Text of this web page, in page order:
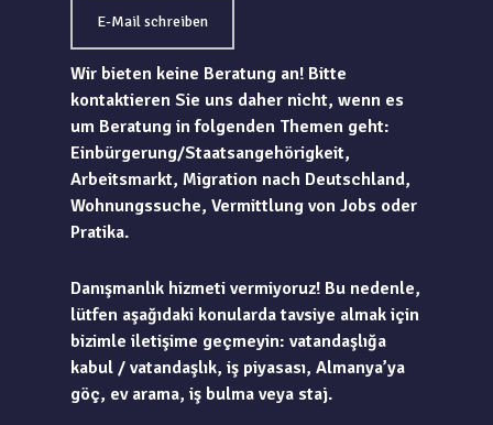
E-Mail schreiben
Wir bieten keine Beratung an! Bitte
kontaktieren Sie uns daher nicht, wenn es
um Beratung in folgenden Themen geht:
Einbürgerung/Staatsangehörigkeit,
Arbeitsmarkt, Migration nach Deutschland,
Wohnungssuche, Vermittlung von Jobs oder
Pratika.
Danışmanlık hizmeti vermiyoruz! Bu nedenle,
lütfen aşağıdaki konularda tavsiye almak için
bizimle iletişime geçmeyin: vatandaşlığa
kabul / vatandaşlık, iş piyasası, Almanya’ya
göç, ev arama, iş bulma veya staj.